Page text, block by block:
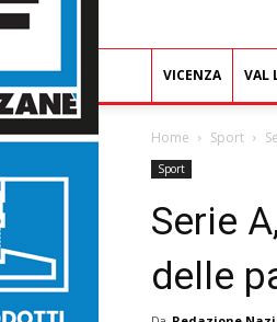
VICENZA VAL
Home Sport
Sport
Serie
delle